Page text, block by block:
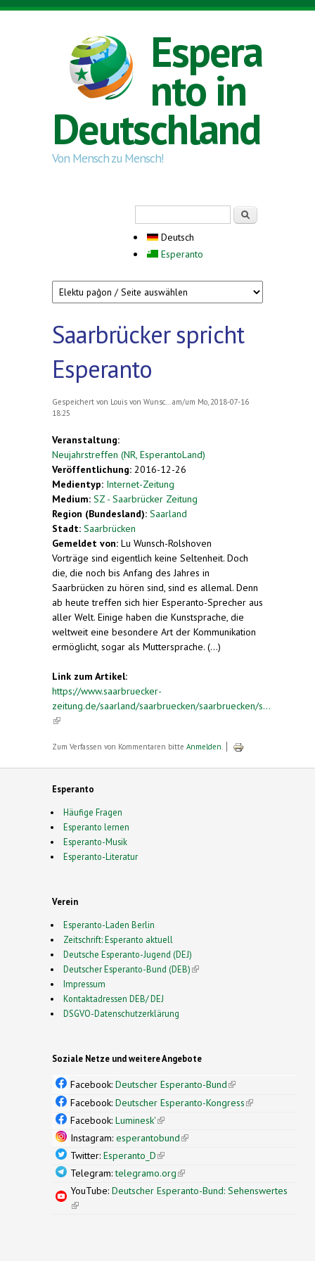
Direkt zum Inhalt
Espera
nto in
Deutschland
Von Mensch zu Mensch!
Deutsch
Esperanto
Saarbrücker spricht
Esperanto
Gespeichert von Louis von Wunsc...
am/um Mo, 2018-07-16
18:25
Veranstaltung:
Neujahrstreffen (NR, EsperantoLand)
Veröffentlichung: 2016-12-26
Medientyp: Internet-Zeitung
Medium: SZ - Saarbrücker Zeitung
Region (Bundesland): Saarland
Stadt: Saarbrücken
Gemeldet von: Lu Wunsch-Rolshoven
Vorträge sind eigentlich keine Seltenheit. Doch
die, die noch bis Anfang des Jahres in
Saarbrücken zu hören sind, sind es allemal. Denn
ab heute treffen sich hier Esperanto-Sprecher aus
aller Welt. Einige haben die Kunstsprache, die
weltweit eine besondere Art der Kommunikation
ermöglicht, sogar als Muttersprache. (...)
Link zum Artikel:
https://www.saarbruecker-
zeitung.de/saarland/saarbruecken/saarbruecken/s...
(link is external)
Zum Verfassen von Kommentaren bitte Anmelden
Esperanto
Häufige Fragen
Esperanto lernen
Esperanto-Musik
Esperanto-Literatur
Verein
Esperanto-Laden Berlin
Zeitschrift: Esperanto aktuell
Deutsche Esperanto-Jugend (DEJ)
Deutscher Esperanto-Bund (DEB)(link is external)
Impressum
Kontaktadressen DEB/ DEJ
DSGVO-Datenschutzerklärung
Soziale Netze und weitere Angebote
Facebook: Deutscher Esperanto-Bund(link is
external)
Facebook: Deutscher Esperanto-Kongress(link is
Facebook: Luminesk'(link is external)
Instagram: esperantobund(link is external)
Twitter: Esperanto_D(link is external)
Telegram:telegramo.org(link is external)
YouTube: Deutscher Esperanto-Bund: Sehenswertes
(link is external)